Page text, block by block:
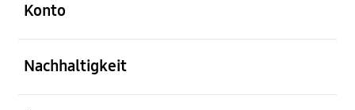
Konto
Nachhaltigkeit